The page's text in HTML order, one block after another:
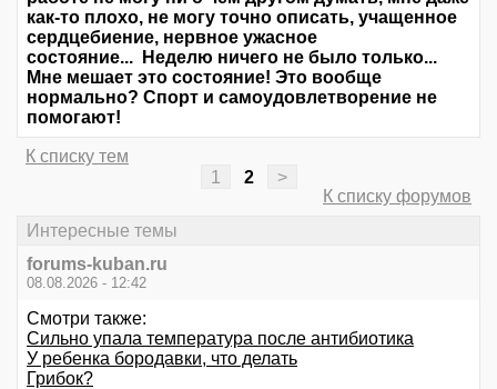
как-то плохо, не могу точно описать, учащенное
сердцебиение, нервное ужасное
состояние... Неделю ничего не было только...
Мне мешает это состояние! Это вообще
нормально? Спорт и самоудовлетворение не
помогают!
К списку тем
1
2
>
К списку форумов
Интересные темы
forums-kuban.ru
08.08.2026 - 12:42
Смотри также:
Сильно упала температура после антибиотика
У ребенка бородавки, что делать
Грибок?